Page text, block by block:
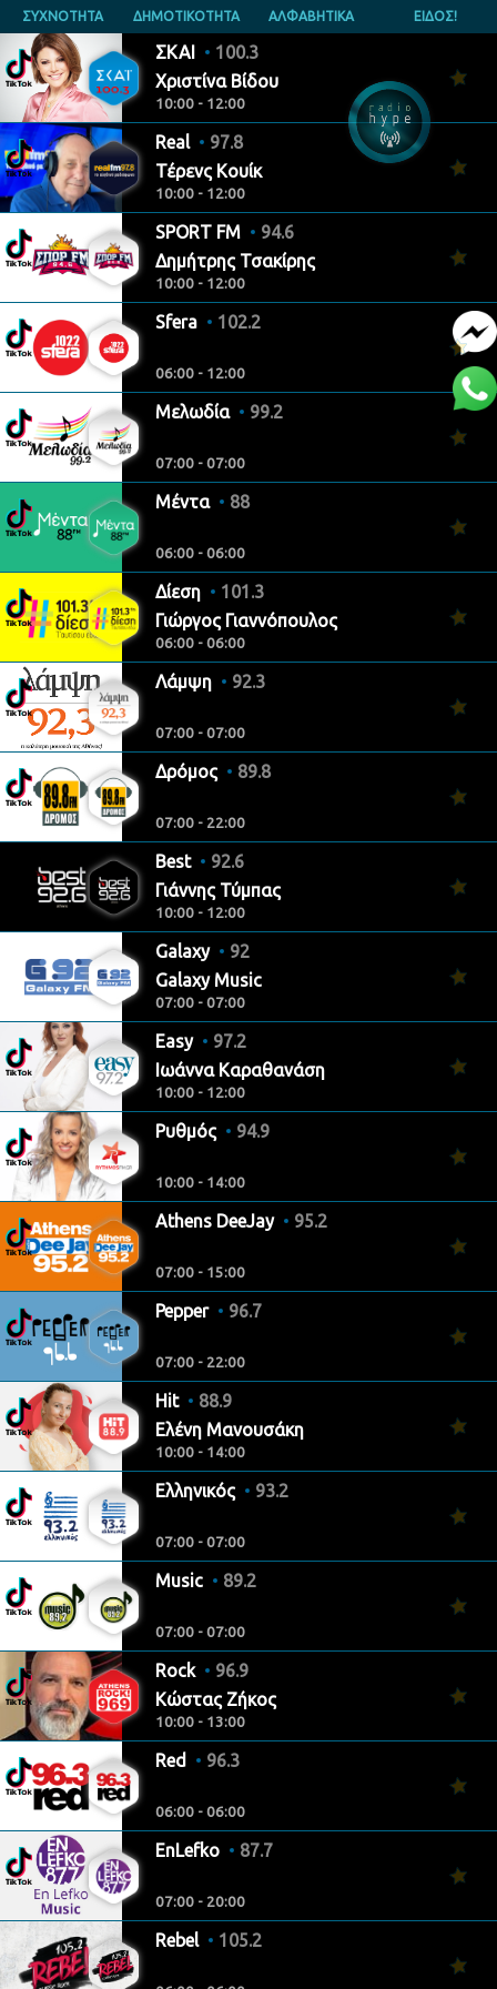
ΣΥΧΝΟΤΗΤΑ ΔΗΜΟΤΙΚΟΤΗΤΑ ΑΛΦΑΒΗΤΙΚΑ ΕΙΔΟΣ!
ΣΚΑΙ
100.3
Χριστίνα Βίδου
10:00 - 12:00
Real
97.8
Τέρενς Κουίκ
10:00 - 12:00
SPORT FM
94.6
Δημήτρης Τσακίρης
10:00 - 12:00
Sfera 102.2
06:00 - 12:00
Μελωδία 99.2
07:00 - 07:00
Μέντα 88
06:00 - 06:00
Δίεση
101.3
Γιώργος Γιαννόπουλος
06:00 - 06:00
Λάμψη 92.3
07:00 - 07:00
Δρόμος 89.8
07:00 - 22:00
Best
92.6
Γιάννης Τύμπας
10:00 - 12:00
Galaxy
92
Galaxy Music
07:00 - 07:00
Easy
97.2
Ιωάννα Καραθανάση
10:00 - 12:00
Ρυθμός 94.9
10:00 - 14:00
Athens DeeJay 95.2
07:00 - 15:00
Pepper 96.7
07:00 - 22:00
Hit
88.9
Ελένη Μανουσάκη
10:00 - 14:00
Ελληνικός 93.2
07:00 - 07:00
Music 89.2
07:00 - 07:00
Rock
96.9
Κώστας Ζήκος
10:00 - 13:00
Red 96.3
06:00 - 06:00
EnLefko 87.7
07:00 - 20:00
Rebel 105.2